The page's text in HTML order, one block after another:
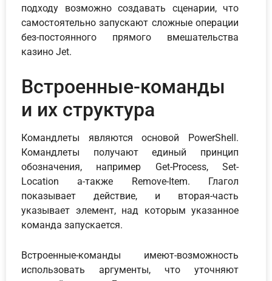
подходу возможно создавать сценарии, что
самостоятельно запускают сложные операции
без-постоянного прямого вмешательства
казино Jet.
Встроенные-команды
и их структура
Командлеты являются основой PowerShell.
Командлеты получают единый принцип
обозначения, например Get-Process, Set-
Location а-также Remove-Item. Глагол
показывает действие, и вторая-часть
указывает элемент, над которым указанное
команда запускается.
Встроенные-команды имеют-возможность
использовать аргументы, что уточняют